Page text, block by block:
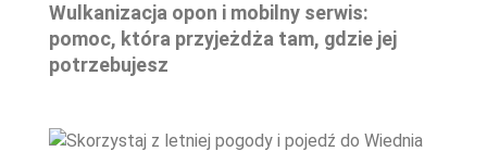
Wulkanizacja opon i mobilny serwis:
pomoc, która przyjeżdża tam, gdzie jej
potrzebujesz